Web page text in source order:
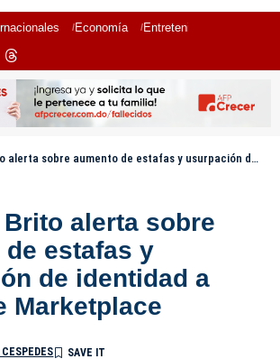
Economía Entretenimiento
aumento de estafas y usurpación de identidad a través de Marketplace
alerta sobre
de estafas y
de identidad a
Marketplace